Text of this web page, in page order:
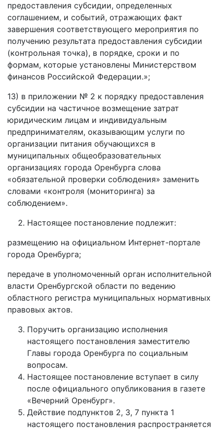
предоставления субсидии, определенных
соглашением, и событий, отражающих факт
завершения соответствующего мероприятия по
получению результата предоставления субсидии
(контрольная точка), в порядке, сроки и по
формам, которые установлены Министерством
финансов Российской Федерации.»;
13) в приложении № 2 к порядку предоставления
субсидии на частичное возмещение затрат
юридическим лицам и индивидуальным
предпринимателям, оказывающим услуги по
организации питания обучающихся в
муниципальных общеобразовательных
организациях города Оренбурга слова
«обязательной проверки соблюдения» заменить
словами «контроля (мониторинга) за
соблюдением».
Настоящее постановление подлежит:
размещению на официальном Интернет-портале
города Оренбурга;
передаче в уполномоченный орган исполнительной
власти Оренбургской области по ведению
областного регистра муниципальных нормативных
правовых актов.
Поручить организацию исполнения
настоящего постановления заместителю
Главы города Оренбурга по социальным
вопросам.
Настоящее постановление вступает в силу
после официального опубликования в газете
«Вечерний Оренбург».
Действие подпунктов 2, 3, 7 пункта 1
настоящего постановления распространяется